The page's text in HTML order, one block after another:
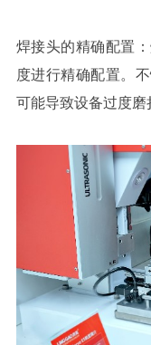
焊接头的精确配置
度进行精确配置。
可能导致设备过度磨